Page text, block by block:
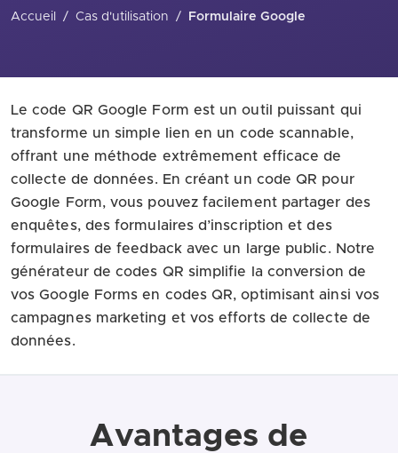
Accueil / Cas d'utilisation / Formulaire Google
Le code QR Google Form est un outil puissant qui
transforme un simple lien en un code scannable,
offrant une méthode extrêmement efficace de
collecte de données. En créant un code QR pour
Google Form, vous pouvez facilement partager des
enquêtes, des formulaires d’inscription et des
formulaires de feedback avec un large public. Notre
générateur de codes QR simplifie la conversion de
vos Google Forms en codes QR, optimisant ainsi vos
campagnes marketing et vos efforts de collecte de
données.
Avantages de